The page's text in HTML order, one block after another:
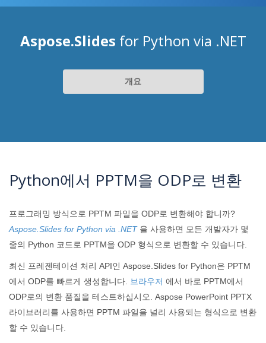
Aspose.Slides for Python via .NET
개요
Python에서 PPTM을 ODP로 변환
프로그래밍 방식으로 PPTM 파일을 ODP로 변환해야 합니까?
Aspose.Slides for Python via .NET을 사용하면 모든 개발자가 몇
줄의 Python 코드로 PPTM을 ODP 형식으로 변환할 수 있습니다.
최신 프레젠테이션 처리 API인 Aspose.Slides for Python은 PPTM
에서 ODP를 빠르게 생성합니다.
브라우저 에서 바로 PPTM에서
ODP로의 변환 품질을 테스트하십시오. Aspose PowerPoint PPTX
라이브러리를 사용하면 PPTM 파일을 널리 사용되는 형식으로 변환
할 수 있습니다.